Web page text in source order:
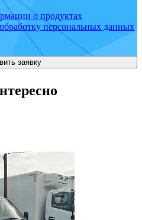
о продуктах
обработку персональных данных